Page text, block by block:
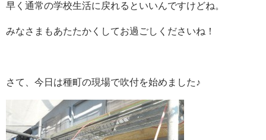
早く通常の学校生活に戻れるといいんですけどね。
みなさまもあたたかくしてお過ごしくださいね！
さて、今日は種町の現場で吹付を始めました♪